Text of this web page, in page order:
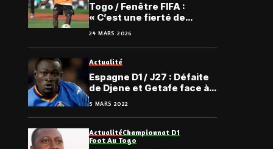
Togo / Fenêtre FIFA :
« C’est une fierté de
représenter le Togo »,
Faad Sana
24 MARS 2026
Actualité
Espagne D1 / J27 : Défaite
de Djene et Getafe face à
l’Espanyol de Barcelone
5 MARS 2022
ActualitéChampionnat D1
Foot Au Togo